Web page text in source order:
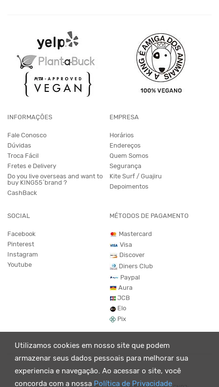
Utilizamos cookies em nosso site que podem
armazenar seus dados pessoais para melhorar sua
experiencia e navegação. Ao acessar o site, você
concorda com a nossa Política de Privacidade
INFORMAÇÕES
Fale Conosco
Dúvidas
Troca Fácil
Fretes e Delivery
Do you live overseas and want to
buy KING55´brand ?
CashBack
EMPRESA
Horários
Endereços
Quem Somos
Segurança
Kite Surf / Guajiru
Depoimentos
SOCIAL
Facebook
Pinterest
Instagram
Youtube
MÉTODOS DE PAGAMENTO
Mastercard
Visa
Discover
Diners Club
Paypal
Aura
JCB
Elo
Pix